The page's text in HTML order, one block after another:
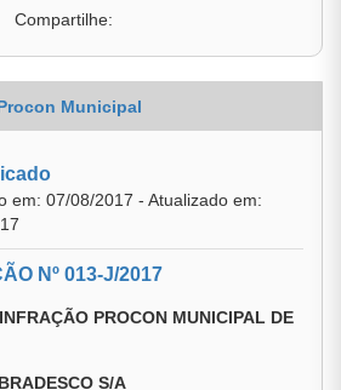
Compartilhe:
Municipal
em: 07/08/2017 - Atualizado em:
Nº 013-J/2017
PROCON MUNICIPAL DE
S/A